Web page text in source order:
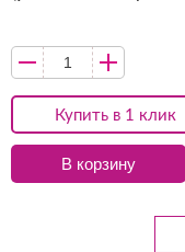
Купить в 1 клик
В корзину